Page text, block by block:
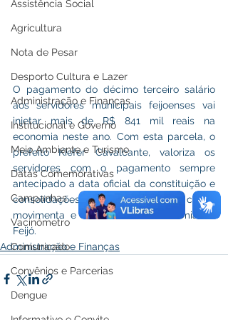
Assistência Social
Agricultura
Nota de Pesar
Desporto Cultura e Lazer
Administração e Finanças
Institucional e Governo
Meio Ambiente e Turismo
Datas Comemorativas
Campanhas
Vacinômetro
Comunicado
Convênios e Parcerias
Dengue
O pagamento do décimo terceiro salário
aos servidores municipais feijoenses vai
injetar mais de R$ 841 mil reais na
economia neste ano. Com esta parcela, o
prefeito Kiefer Cavalcante, valoriza os
servidores com o pagamento sempre
antecipado a data oficial da constituição e
consolidações trabalhistas, bem como,
movimenta e comércio e a economia de
Feijó.
Administração e Finanças